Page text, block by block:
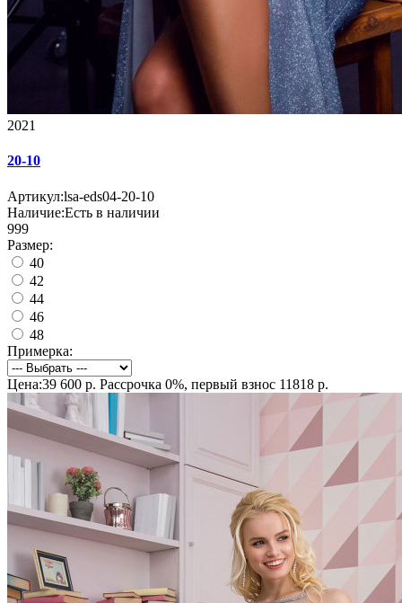
2021
20-10
Артикул:lsa-eds04-20-10
Наличие:Есть в наличии
999
Размер:
40
42
44
46
48
Примерка:
Цена:39 600 р. Рассрочка 0%, первый взнос 11818 р.